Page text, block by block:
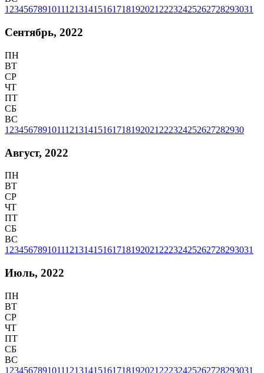
12345678910111213141516171819202122232425262728293031
Сентябрь, 2022
ПН
ВТ
СР
ЧТ
ПТ
СБ
ВС
1 23456789101112131415161718192021 222324252627282930
Август, 2022
ПН
ВТ
СР
ЧТ
ПТ
СБ
ВС
1 23456789101112131415161718192021 22232425262728293031
Июль, 2022
ПН
ВТ
СР
ЧТ
ПТ
СБ
ВС
1 23456789101112131415161718192021 22232425262728293031